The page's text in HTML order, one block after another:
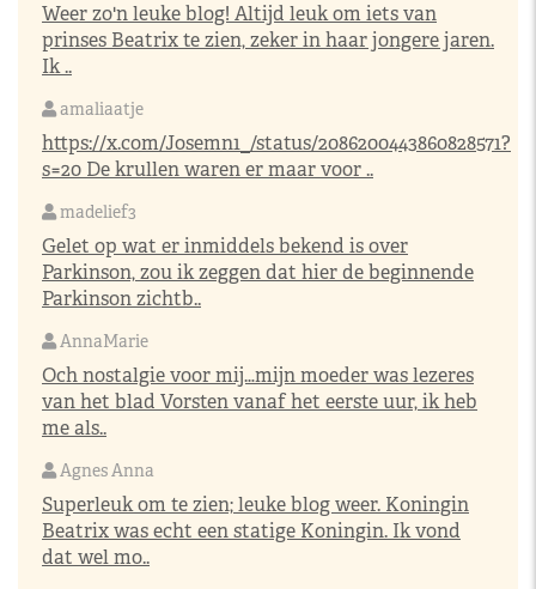
Weer zo'n leuke blog! Altijd leuk om iets van
prinses Beatrix te zien, zeker in haar jongere jaren.
Ik ..
amaliaatje
https://x.com/Josemn1_/status/2086200443860828571?
s=20 De krullen waren er maar voor ..
madelief3
Gelet op wat er inmiddels bekend is over
Parkinson, zou ik zeggen dat hier de beginnende
Parkinson zichtb..
AnnaMarie
Och nostalgie voor mij…mijn moeder was lezeres
van het blad Vorsten vanaf het eerste uur, ik heb
me als..
Agnes Anna
Superleuk om te zien; leuke blog weer. Koningin
Beatrix was echt een statige Koningin. Ik vond
dat wel mo..